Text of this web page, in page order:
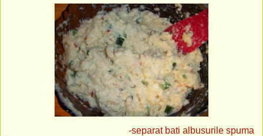
-separat bati albusurile spuma